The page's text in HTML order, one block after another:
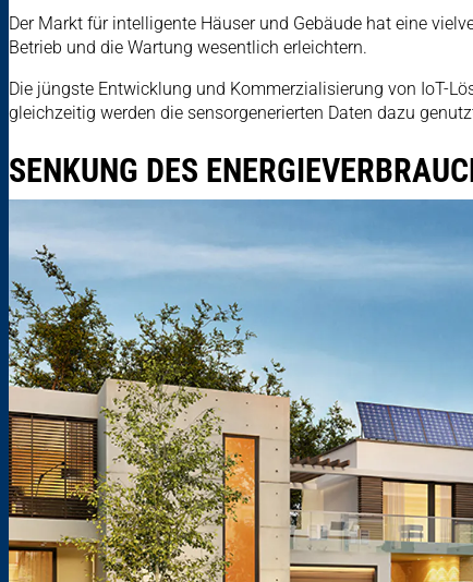
Der Markt für intelligente Häuser und Gebäude hat eine
Betrieb und die Wartung wesentlich erleichtern.
Die jüngste Entwicklung und Kommerzialisierung von IoT-
gleichzeitig werden die sensorgenerierten Daten dazu
SENKUNG DES